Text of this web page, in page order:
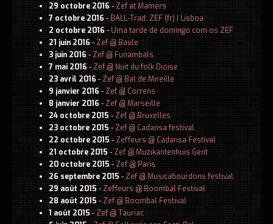
Ecouter
Spotify
Apple music
Concerts
29 octobre 2016 - Zef at Mamers
7 octobre 2016 - BALL-Trad: ZEF (fr) | Lisboa
2 octobre 2016 - Uma tarde de domingo com os ZEF
21 juin 2016 - Zef @ Baule
3 juin 2016 - Zef @ Funambals
7 mai 2016 - Zef @ Nuit du folk Dioise
23 avril 2016 - Zef @ Bal de Mireille
9 janvier 2016 - Zef @ Correns
8 janvier 2016 - Zef @ Marseille
24 octobre 2015 - Zef @ Bruxelles
23 octobre 2015 - Zef @ Cadansa festival
22 octobre 2015 - Zeffeurs @ Cadansa Festival
21 octobre 2015 - Zef @ Muzikantenhuis Gent
20 octobre 2015 - Zef @ Paris
26 septembre 2015 - Zef @ Musicabourdons festival
29 août 2015 - Zeffeurs @ Boombal Festival
28 août 2015 - Zef @ Boombal Festival
1 août 2015 - Zef @ Tauriac